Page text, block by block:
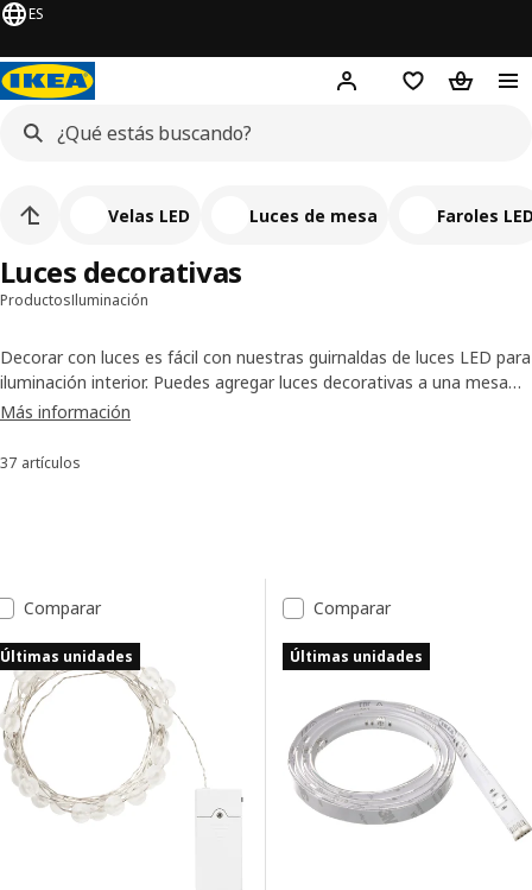
ES
Inicia sesión o
FavoritosCarrito
ProductosIluminación
Luces decorativas
Velas LED Luces de mesa Faroles
Decorar con luces es fácil con nuestras guirnaldas de luces LED para
iluminación interior. Puedes agregar luces decorativas a una mesa
festiva, al dormitorio para un toque romántico, o moverlas donde
Más información
Ordenar y filtrar
37 artículos
Lista de resultados
Comparar
Últimas unidades
Comparar
Últimas unidades